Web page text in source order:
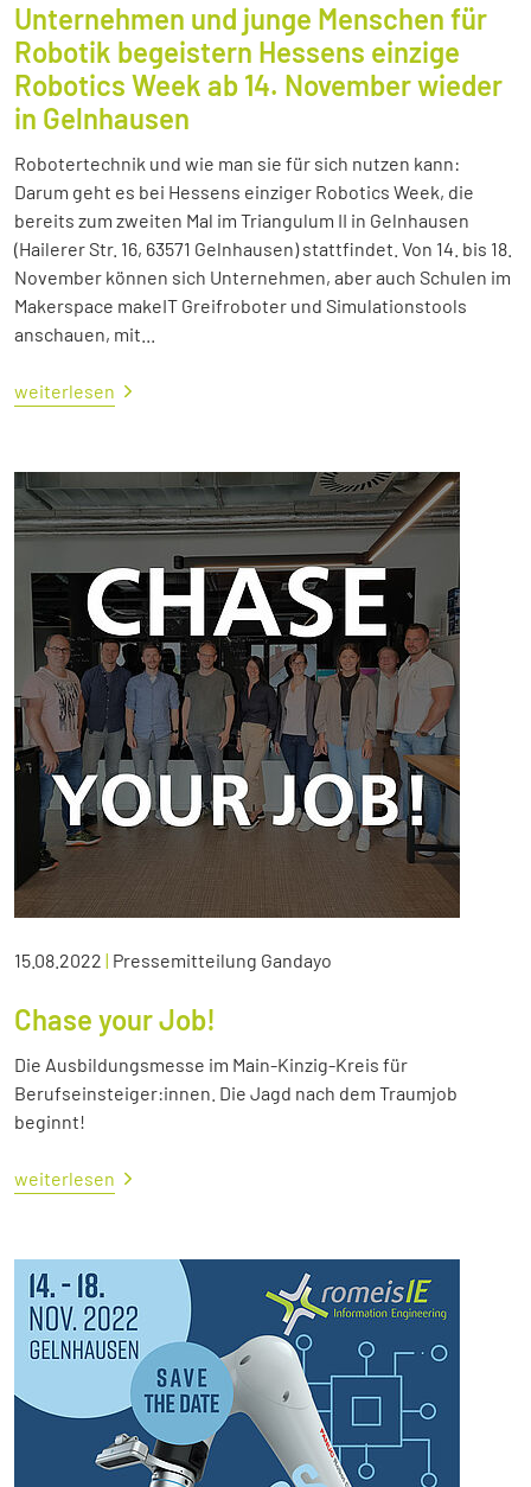
Unternehmen und junge Menschen für
Robotik begeistern Hessens einzige
Robotics Week ab 14. November wieder
in Gelnhausen
Robotertechnik und wie man sie für sich nutzen kann:
Darum geht es bei Hessens einziger Robotics Week, die
bereits zum zweiten Mal im Triangulum II in Gelnhausen
(Hailerer Str. 16, 63571 Gelnhausen) stattfindet. Von 14. bis 18.
November können sich Unternehmen, aber auch Schulen im
Makerspace makeIT Greifroboter und Simulationstools
anschauen, mit...
weiterlesen
15.08.2022 | Pressemitteilung Gandayo
Chase your Job!
Die Ausbildungsmesse im Main-Kinzig-Kreis für
Berufseinsteiger:innen. Die Jagd nach dem Traumjob
beginnt!
weiterlesen